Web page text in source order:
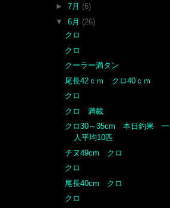
► 7月 (6)
▼ 6月 (26)
クロ
クロ
クーラー満タン
尾長42ｃｍ クロ40ｃｍ
クロ
クロ 満載
クロ30～35cm 本日釣果 一
人平均10匹
チヌ49cm クロ
クロ
尾長40cm クロ
クロ